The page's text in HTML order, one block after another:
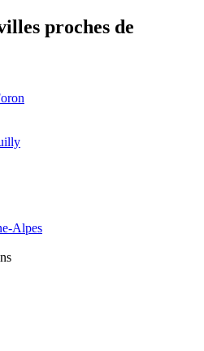
proches de
Alpes